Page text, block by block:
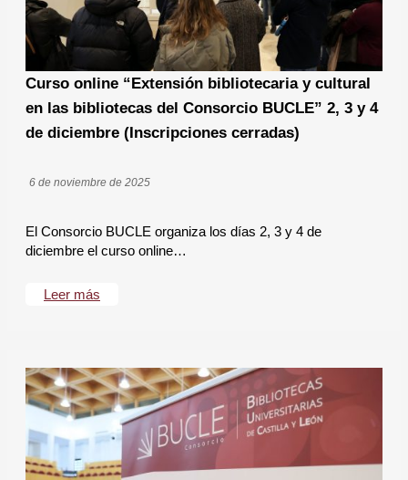
Curso online “Extensión bibliotecaria y cultural
en las bibliotecas del Consorcio BUCLE” 2, 3 y 4
de diciembre (Inscripciones cerradas)
6 de noviembre de 2025
El Consorcio BUCLE organiza los días 2, 3 y 4 de
diciembre el curso online…
Leer más